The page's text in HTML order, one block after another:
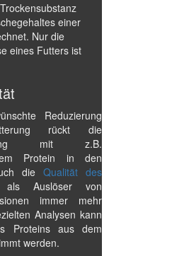
einer
Nur die
eines Futters ist
Reduzierung
rückt die
mit z.B.
Protein in den
die Qualität des
Auslöser von
immer mehr
Analysen kann
Proteins aus dem
werden.